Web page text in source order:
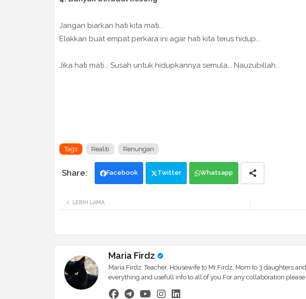
Jangan biarkan hati kita mati...
Elakkan buat empat perkara ini agar hati kita terus hidup...
Jika hati mati... Susah untuk hidupkannya semula... Nauzubillah...
Tags Realiti Renungan
Facebook Twitter Whatsapp
LEBIH LAMA
Maria Firdz
Maria Firdz: Teacher, Housewife to Mr.Firdz, Mom to 3 daughters
everything and usefull info to all of you.For any collaboration